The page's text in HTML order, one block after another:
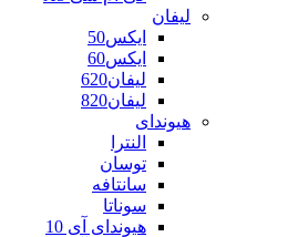
لیفان
ایکس50
ایکس60
لیفان620
لیفان820
هیوندای
النترا
توسان
سانتافه
سوناتا
هیوندای آی 10